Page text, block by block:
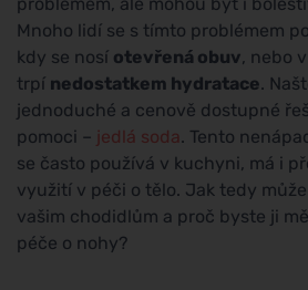
Mnoho lidí se s tímto problémem
kdy se nosí otevřená obuv, nebo
trpí nedostatkem hydratace.
jednoduché a cenově dostupné
pomoci – jedlá soda. Tento
se často používá v kuchyni, má i
využití v péči o tělo. Jak tedy
vašim chodidlům a proč byste ji
péče o nohy?